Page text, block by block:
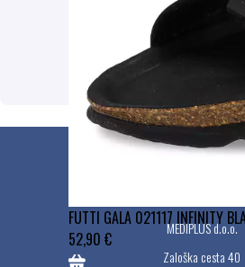
FUTTI GALA 021117 INFINITY
52,90 €
S
splošnimi
uporabe
uporabe
MEDIPLUS d.o.o.
Zaloška cesta 40